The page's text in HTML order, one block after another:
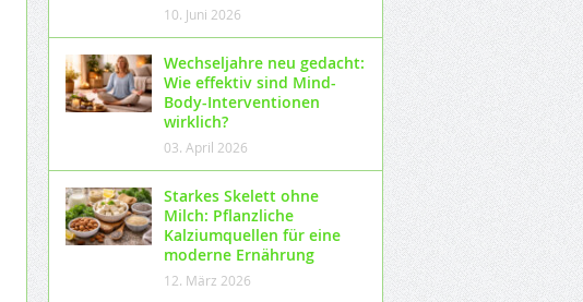
10. Juni 2026
Wechseljahre neu gedacht:
Wie effektiv sind Mind-
Body-Interventionen
wirklich?
03. April 2026
Starkes Skelett ohne
Milch: Pflanzliche
Kalziumquellen für eine
moderne Ernährung
12. März 2026